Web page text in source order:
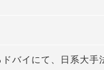
バイにて、日系大手